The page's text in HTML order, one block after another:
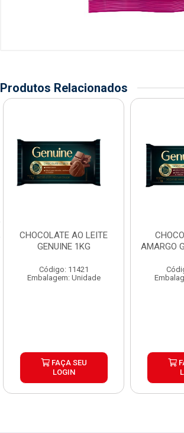
Produtos Relacionados
CHOCOLATE AO LEITE
GENUINE 1KG
Código: 11421
Embalagem: Unidade
FAÇA SEU
LOGIN
AMARGO